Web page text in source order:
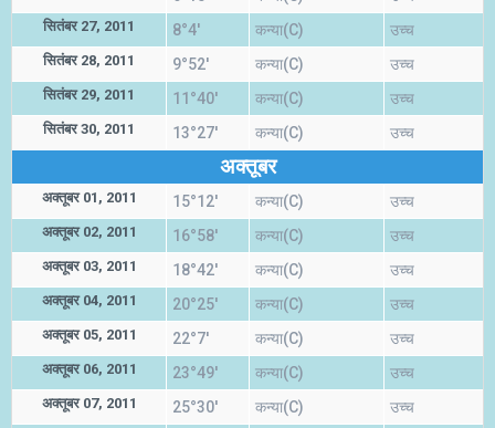
सितंबर 27, 2011 8°4' कन्या(C) उच्च
सितंबर 28, 2011 9°52' कन्या(C) उच्च
सितंबर 29, 2011 11°40' कन्या(C) उच्च
सितंबर 30, 2011 13°27' कन्या(C) उच्च
अक्तूबर
अक्तूबर 01, 2011 15°12' कन्या(C) उच्च
अक्तूबर 02, 2011 16°58' कन्या(C) उच्च
अक्तूबर 03, 2011 18°42' कन्या(C) उच्च
अक्तूबर 04, 2011 20°25' कन्या(C) उच्च
अक्तूबर 05, 2011 22°7' कन्या(C) उच्च
अक्तूबर 06, 2011 23°49' कन्या(C) उच्च
अक्तूबर 07, 2011 25°30' कन्या(C) उच्च